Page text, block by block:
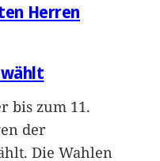
Herren
bis zum 11.
der
Die Wahlen